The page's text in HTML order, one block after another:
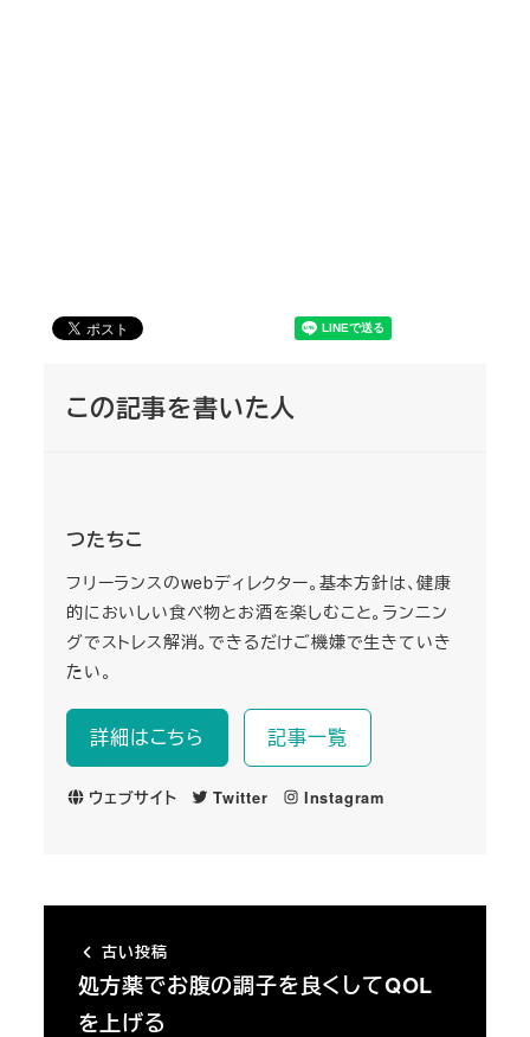
この記事を書いた人
つたちこ
フリーランスのwebディレクター。基本方針は、健康
的においしい食べ物とお酒を楽しむこと。ランニン
グでストレス解消。できるだけご機嫌で生きていき
たい。
詳細はこちら 記事一覧
ウェブサイト Twitter Instagram
古い投稿
処方薬でお腹の調子を良くしてQOL
を上げる